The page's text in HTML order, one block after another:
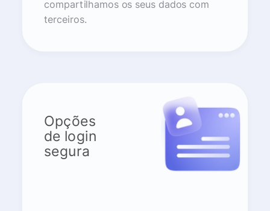
compartilhamos os seus dados com
terceiros.
Opções
de login
segura